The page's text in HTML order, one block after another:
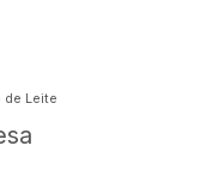
de Leite